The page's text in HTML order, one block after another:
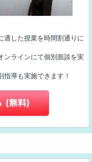
適した授業を時間割通りに
ンラインにて個別面談を実
指導も実施できます！